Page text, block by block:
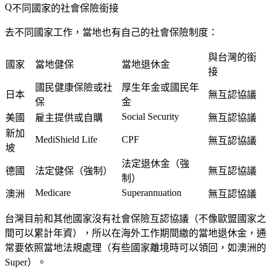
不同國家的社會保險銜接
去不同國家工作，當地也有自己的社會保險制度：
國家 當地健保 當地退休金
與台灣的銜
接
日本
國民健康保險或社
保
厚生年金或國民年
金
無互認協議
美國 雇主提供或自購 Social Security
無互認協議
新加
坡
MediShield Life CPF 無互認協議
德國 法定健保（強制）
法定退休金（強
制）
無互認協議
澳洲 Medicare Superannuation 無互認協議
台灣目前和其他國家沒有社會保險互認協議（不像歐盟國家之
間可以累計年資），所以在海外工作期間繳的當地退休金，通
常要依照當地法規處理（有些國家離境時可以領回，如澳洲的
Super）。